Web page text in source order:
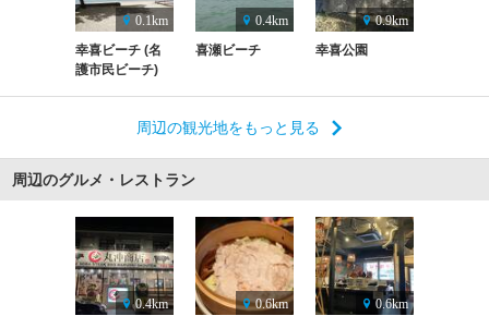
0.1km
幸喜ビーチ (名
護市民ビーチ)
0.4km
喜瀬ビーチ
0.9km
幸喜公園
周辺の観光地をもっと見る
周辺のグルメ・レストラン
0.4km 0.6km 0.6km